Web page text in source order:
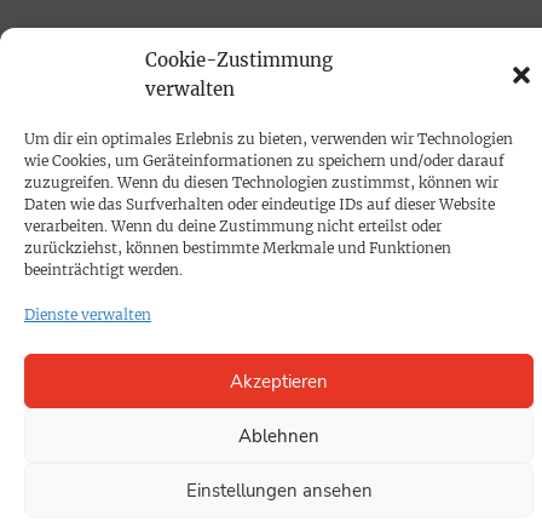
Cookie-Zustimmung
verwalten
Um dir ein optimales Erlebnis zu bieten, verwenden wir Technologien
wie Cookies, um Geräteinformationen zu speichern und/oder darauf
zuzugreifen. Wenn du diesen Technologien zustimmst, können wir
Daten wie das Surfverhalten oder eindeutige IDs auf dieser Website
verarbeiten. Wenn du deine Zustimmung nicht erteilst oder
zurückziehst, können bestimmte Merkmale und Funktionen
beeinträchtigt werden.
Dienste verwalten
Akzeptieren
Ablehnen
Einstellungen ansehen
Impressum
SPENDEN
Datenschutz
KONTAKT